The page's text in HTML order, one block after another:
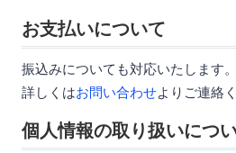
お支払いについて
振込みについても対応いたします。
詳しくはお問い合わせよりご連絡
個人情報の取り扱いにつ